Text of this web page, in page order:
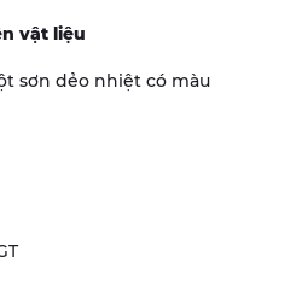
vật liệu
sơn dẻo nhiệt có màu